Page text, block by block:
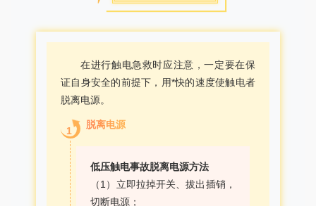
在进行触电急救时应注意，一定要在保
证自身安全的前提下，用*快的速度使触电者
脱离电源。
1
脱离电源
低压触电事故脱离电源方法
（1）立即拉掉开关、拔出插销，
切断电源；